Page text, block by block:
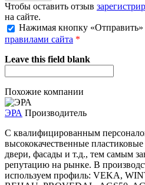
Чтобы оставить отзыв
на сайте.
Нажимая кнопку «Отправить»
правилами сайта *
Leave this field blank
Похожие компании
ЭРА Производитель
С квалифицированным
высококачественные
двери, фасады и т.д., тем самым
репутацию на рынке. В
используем профиль: VEKA,